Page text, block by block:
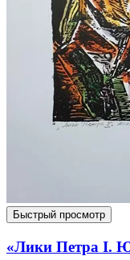
Быстрый просмотр
«Лики Петра I.